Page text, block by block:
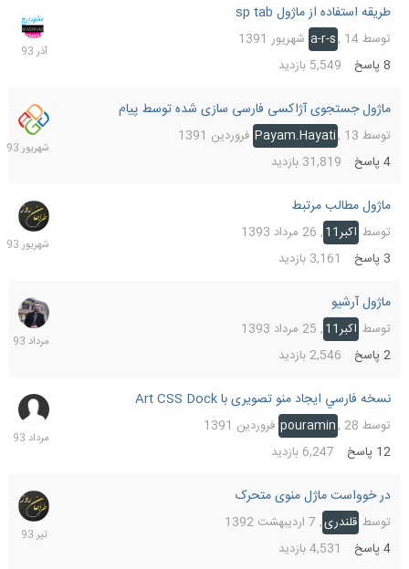
طریقه استفاده از ماژول sp tab
توسط a-r-s ,14 شهریور 1391
پاسخ 5,549 بازدید
6
آذر
ماژول جستجوی آژاکسی فارسی سازی شده توسط پیام
توسط Payam.Hayati ,13 فروردین 1391
4پاسخ 31,819 بازدید
19
ماژول مطالب مرتبط
توسطاکبر11 ,26 مرداد 1393
پاسخ 3,161 بازدید
4
ماژول آرشیو
توسطاکبر11 ,25 مرداد 1393
2پاسخ 2,546بازدید
25
مرداد
نسخه فارسي ایجاد منو تصویری با Art CSS Dock
توسط pouramin ,28 فروردین 1391
12 پاسخ 6,247 بازدید
24
مرداد
در خوواست ماژل منوی متحرک
توسطقلندری,7 اردیبهشت 1392
4پاسخ 4,531بازدید
26
تیر